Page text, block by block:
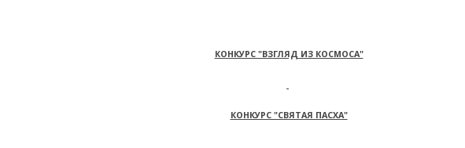
КОНКУРС "ВЗГЛЯД ИЗ КОСМОСА"
КОНКУРС "СВЯТАЯ ПАСХА"